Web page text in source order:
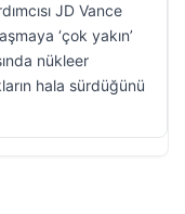
JD Vance
‘çok yakın’
nükleer
hala sürdüğünü